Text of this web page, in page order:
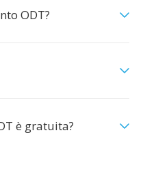
ODT?
è gratuita?